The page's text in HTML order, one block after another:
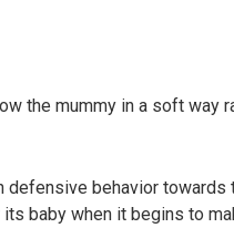
the mummy in a soft way
defensive behavior towards
baby when it begins to